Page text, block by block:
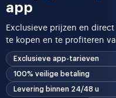
app
Exclusieve prijzen en
te kopen en te profiteren
Exclusieve app-tarieven
100% veilige betaling
Levering binnen 24/48 u